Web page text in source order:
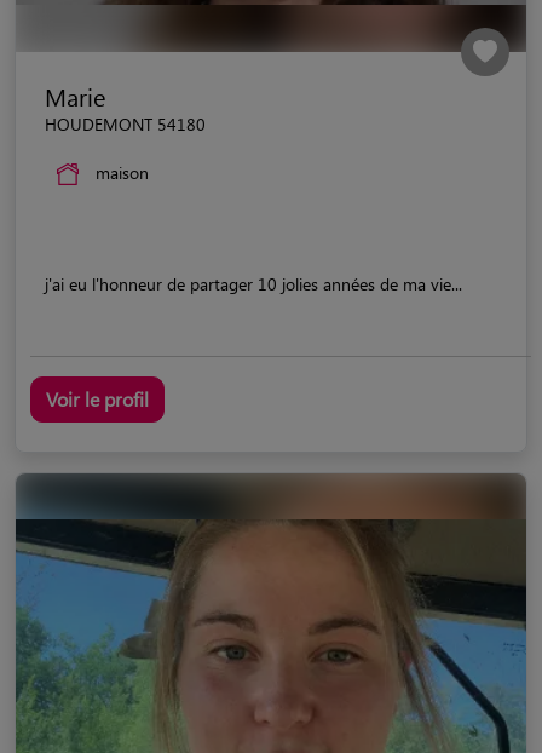
Marie
HOUDEMONT 54180
maison
j'ai eu l'honneur de partager 10 jolies années de ma vie...
Voir le profil